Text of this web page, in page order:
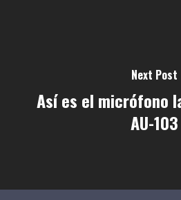
Next Post
Así es el micrófono
AU-103